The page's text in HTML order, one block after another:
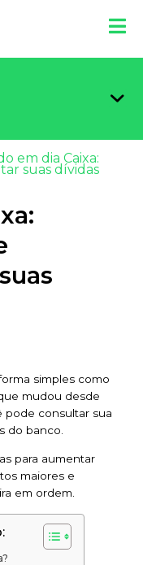
em dia Caixa:
suas dívidas
simples como
mudou desde
pode consultar sua
do banco.
para aumentar
maiores e
em ordem.